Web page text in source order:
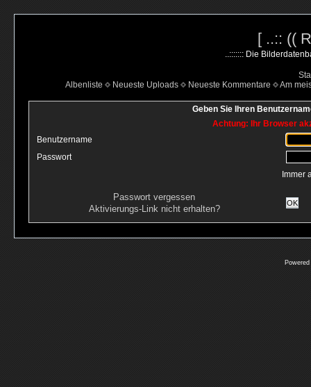
[ ..:: ((
..::::::: Die
Albenliste
Neueste Uploads Neueste Kommentare Am
Geben Sie Ihren
Achtung: Ihr Browser
Benutzername
Passwort
Immer
Passwort vergessen
Aktivierungs-Link nicht erhalten?
OK